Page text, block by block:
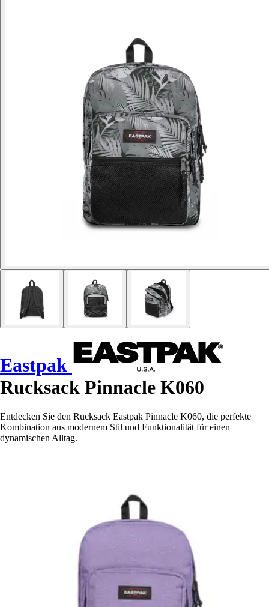
Eastpak
Rucksack Pinnacle K060
Entdecken Sie den Rucksack Eastpak Pinnacle K060, die perfekte
Kombination aus modernem Stil und Funktionalität für einen
dynamischen Alltag.